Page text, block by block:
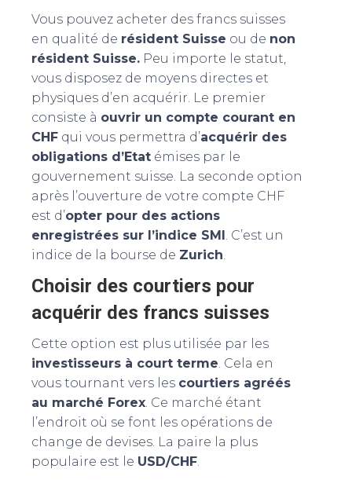
Vous pouvez acheter des francs suisses
en qualité de résident Suisse ou de non
résident Suisse. Peu importe le statut,
vous disposez de moyens directes et
physiques d’en acquérir. Le premier
consiste à ouvrir un compte courant en
CHF qui vous permettra d’acquérir des
obligations d’Etat émises par le
gouvernement suisse. La seconde option
après l’ouverture de votre compte CHF
est d’opter pour des actions
enregistrées sur l’indice SMI. C’est un
indice de la bourse de Zurich.
Choisir des courtiers pour
acquérir des francs suisses
Cette option est plus utilisée par les
investisseurs à court terme. Cela en
vous tournant vers les courtiers agréés
au marché Forex. Ce marché étant
l’endroit où se font les opérations de
change de devises. La paire la plus
populaire est le USD/CHF.